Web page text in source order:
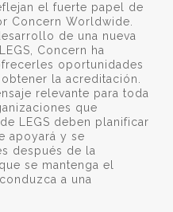
el fuerte papel de
Concern Worldwide.
de una nueva
Concern ha
oportunidades
la acreditación.
relevante para toda
que
LEGS deben planificar
apoyará y se
después de la
se mantenga el
a una